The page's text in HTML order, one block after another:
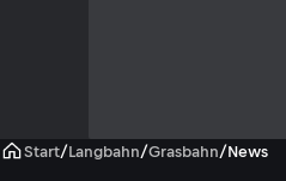
Start/Langbahn/Grasbahn/News